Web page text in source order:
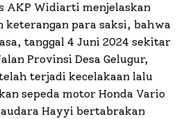
AKP Widiarti menjelaskan
keterangan para saksi, bahwa
tanggal 4 Juni 2024 sekitar
Provinsi Desa Gelugur,
terjadi kecelakaan lalu
sepeda motor Honda Vario
Hayyi bertabrakan